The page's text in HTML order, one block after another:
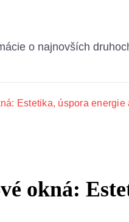
o najnovších
Estetika, úspora
okná: